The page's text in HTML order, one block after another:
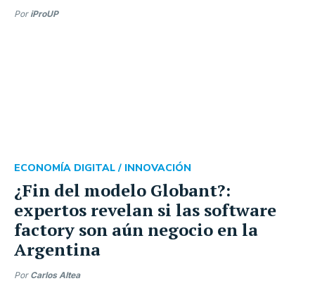
Por iProUP
¿Fin del modelo Globant?:
expertos revelan si las software
factory son aún negocio en la
Argentina
ECONOMÍA DIGITAL / INNOVACIÓN
Por Carlos Altea